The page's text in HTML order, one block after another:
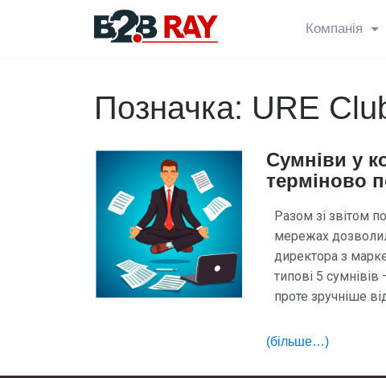
Компанія
Позначка: URE
Сумніви у
терміново
Разом зі звітом
мережах
директора з
типові 5
проте зручніше
(більше…)